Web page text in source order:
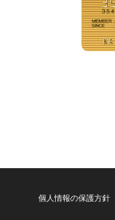
個人情報の保護方針